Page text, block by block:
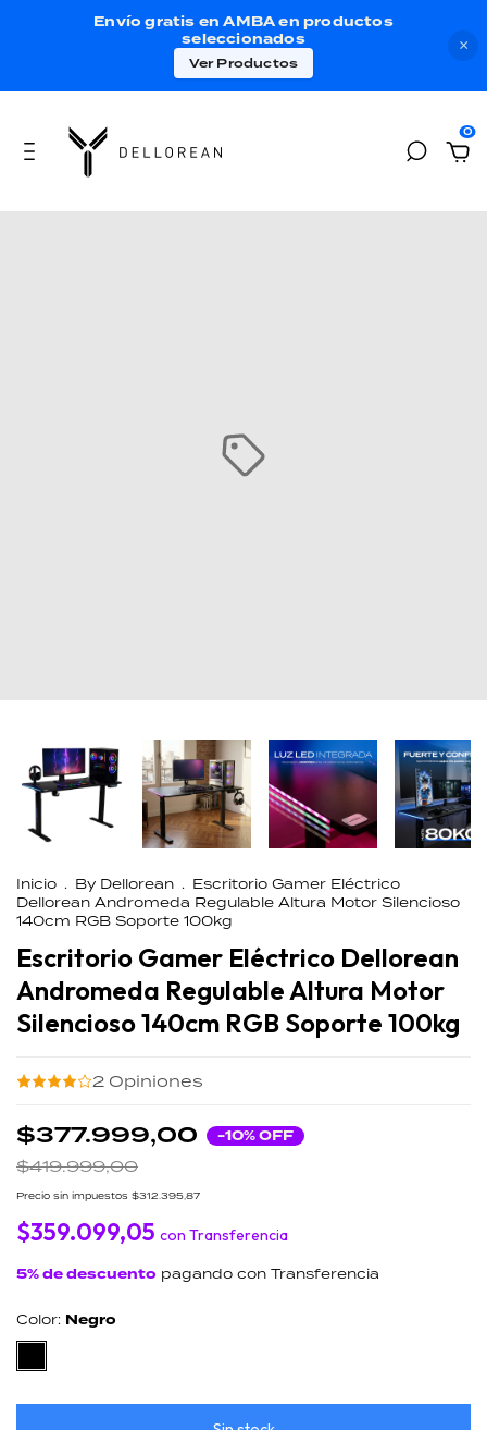
×
Envío gratis en AMBA en productos
seleccionados
Ver Productos
0
Inicio . By Dellorean . Escritorio Gamer Eléctrico
Dellorean Andromeda Regulable Altura Motor Silencioso
140cm RGB Soporte 100kg
Escritorio Gamer Eléctrico Dellorean
Andromeda Regulable Altura Motor
Silencioso 140cm RGB Soporte 100kg
2 Opiniones
$377.999,00 -10% OFF
$419.999,00
Precio sin impuestos $312.395,87
$359.099,05 con Transferencia
5% de descuento pagando con Transferencia
Color: Negro